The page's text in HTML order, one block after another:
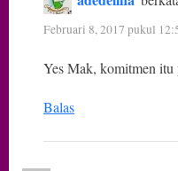
Februari 8, 2017 pukul
Yes Mak, komitmen
Balas